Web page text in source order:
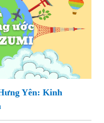
Yên: Kinh